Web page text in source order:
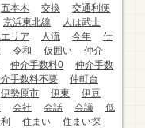
五本木 交換
交通利便
京浜東北線
人は武士
リア 人流 今年
仕
令和 仮囲い
仲介
仲介手数料0
仲介手数
手数料不要
仲町台
伊勢原市 伊東
伊豆
会社 会話 会議
低
住まい
住まい探